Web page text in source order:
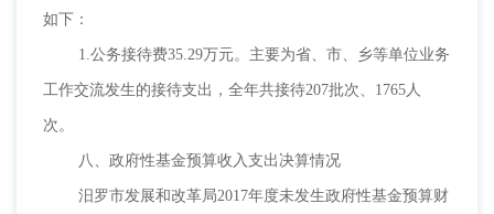
如下：
1.公务接待费35.29万元。主要为省、市、乡等单位业务
工作交流发生的接待支出，全年共接待207批次、1765人
次。
八、政府性基金预算收入支出决算情况
汨罗市发展和改革局2017年度未发生政府性基金预算财